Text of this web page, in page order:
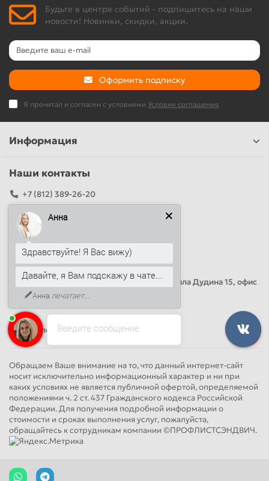
Будьте в центре событий - подпишитесь на наши
новости! Новинки, скидки, акции.
Оформить подписку
Я прочитал и согласен с условиями Условия соглашения
Информация
Наши контакты
+7 (812) 389-26-20
+7 (499) 444-14-71
info@sandwichpanelsvspb.ru
Наш адрес
Офис продаж
Адрес: Россия, Санкт-Петербург, Михаила Дудина 15, офис
41
Круглосуточно
Обращаем Ваше внимание на то, что данный интернет-сайт
носит исключительно информационный характер и ни при
каких условиях не является публичной офертой, определяемой
положениями ч. 2 ст. 437 Гражданского кодекса Российской
Федерации. Для получения подробной информации о
стоимости и сроках выполнения услуг, пожалуйста,
обращайтесь к сотрудникам компании ©ПРОФЛИСТСЭНДВИЧ.
Введите сообщение
Анна
Здравствуйте! Я Вас вижу)
Давайте, я Вам подскажу в чате...
Анна печатает...